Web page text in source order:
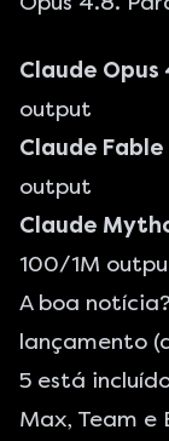
Claude Opus
output
Claude Fable
output
Claude
100/1M
A boa
lançamento
5 está
Max, Team e